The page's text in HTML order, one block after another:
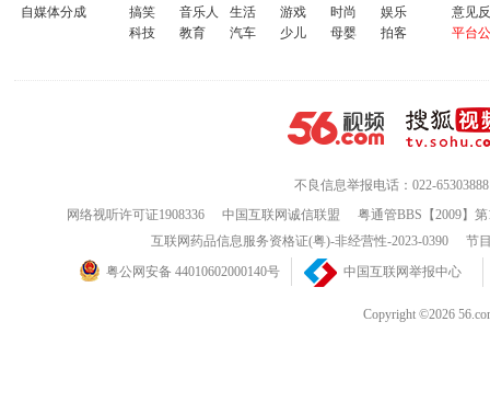
自媒体分成
搞笑
音乐人 生活 游戏 时尚
娱乐
科技
教育 汽车 少儿 母婴 拍客
意见
平台
不良信息举报电话：022-65303888
网络视听许可证1908336
中国互联网诚信联盟
粤通管BBS【2009】
互联网药品信息服务资格证(粤)-非经营性-2023-0390
节
粤公网安备 44010602000140号
中国互联网举报中心
Copyright ©2026